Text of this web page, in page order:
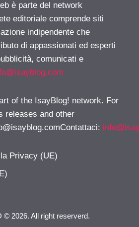
è parte del network
editoriale comprende siti
indipendente che
di appassionati ed esperti
comunicati e
of the IsayBlog! network. For
releases and other
:
Privacy (UE)
© 2026. All right reserverd.